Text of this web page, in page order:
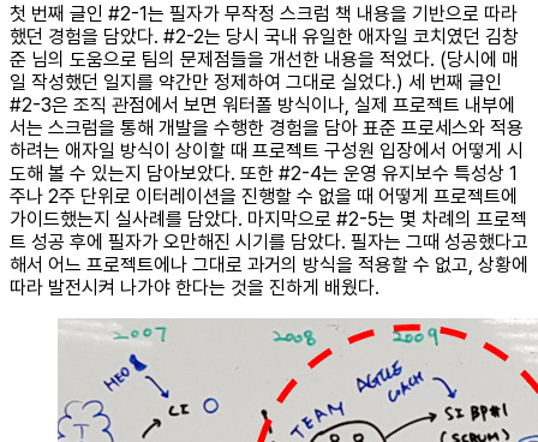
첫 번째 글인 #2-1는 필자가 무작정 스크럼 책 내용을 기반으로 따라
했던 경험을 담았다. #2-2는 당시 국내 유일한 애자일 코치였던 김창
준 님의 도움으로 팀의 문제점들을 개선한 내용을 적었다. (당시에 매
일 작성했던 일지를 약간만 정제하여 그대로 실었다.) 세 번째 글인
#2-3은 조직 관점에서 보면 워터폴 방식이나, 실제 프로젝트 내부에
서는 스크럼을 통해 개발을 수행한 경험을 담아 표준 프로세스와 적용
하려는 애자일 방식이 상이할 때 프로젝트 구성원 입장에서 어떻게 시
도해 볼 수 있는지 담아보았다. 또한 #2-4는 운영 유지보수 특성상 1
주나 2주 단위로 이터레이션을 진행할 수 없을 때 어떻게 프로젝트에
가이드했는지 실사례를 담았다. 마지막으로 #2-5는 몇 차례의 프로젝
트 성공 후에 필자가 오만해진 시기를 담았다. 필자는 그때 성공했다고
해서 어느 프로젝트에나 그대로 과거의 방식을 적용할 수 없고, 상황에
따라 발전시켜 나가야 한다는 것을 진하게 배웠다.